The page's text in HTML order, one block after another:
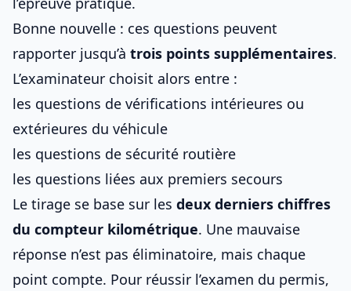
Bonne nouvelle : ces questions peuvent
rapporter jusqu’à trois points supplémentaires.
L’examinateur choisit alors entre :
les questions de vérifications intérieures ou
extérieures du véhicule
les questions de sécurité routière
les questions liées aux premiers secours
Le tirage se base sur les deux derniers chiffres
du compteur kilométrique. Une mauvaise
réponse n’est pas éliminatoire, mais chaque
point compte. Pour réussir l’examen du permis,